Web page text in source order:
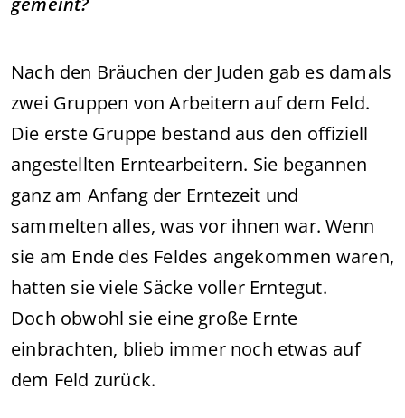
Nach den Bräuchen der Juden gab es damals
zwei Gruppen von Arbeitern auf dem Feld.
Die erste Gruppe bestand aus den offiziell
angestellten Erntearbeitern. Sie begannen
ganz am Anfang der Erntezeit und
sammelten alles, was vor ihnen war. Wenn
sie am Ende des Feldes angekommen waren,
hatten sie viele Säcke voller Erntegut.
Doch obwohl sie eine große Ernte
einbrachten, blieb immer noch etwas auf
dem Feld zurück.